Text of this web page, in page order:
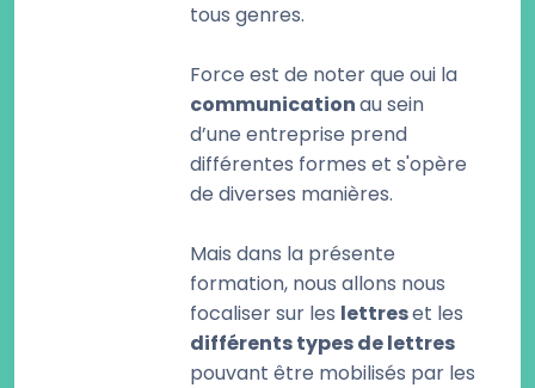
tous genres.
Force est de noter que oui la
communicationau sein
d’une entreprise prend
différentes formes et s'opère
de diverses manières.
Mais dans la présente
formation, nous allons nous
focaliser sur les lettreset les
différents types de lettres
pouvant être mobilisés par les